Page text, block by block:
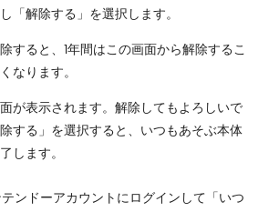
「解除する」を選択します。
すると、1年間はこの画面から解除するこ
なります。
が表示されます。解除してもよろしいで
する」を選択すると、いつもあそぶ本体
します。
ンドーアカウントにログインして「いつ